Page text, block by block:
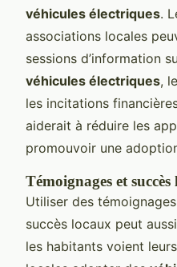
véhicules électriques.
associations locales
sessions d’information
véhicules électriques,
les incitations
aiderait à réduire les
promouvoir une
Témoignages et succès
Utiliser des
succès locaux peut
les habitants voient